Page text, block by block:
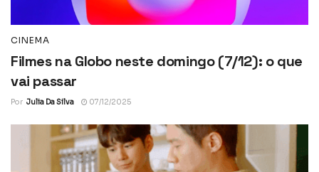
CINEMA
Filmes na Globo neste domingo (7/12): o que
vai passar
Por Julia Da Silva 07/12/2025